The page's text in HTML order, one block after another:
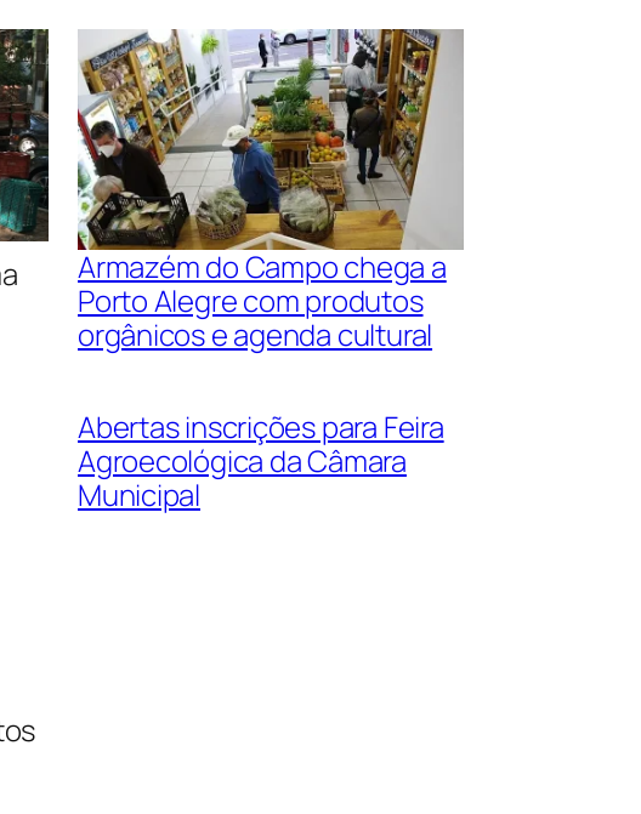
Armazém do Campo chega a
Porto Alegre com produtos
orgânicos e agenda cultural
Abertas inscrições para Feira
Agroecológica da Câmara
Municipal